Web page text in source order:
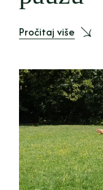
Pročitaj više